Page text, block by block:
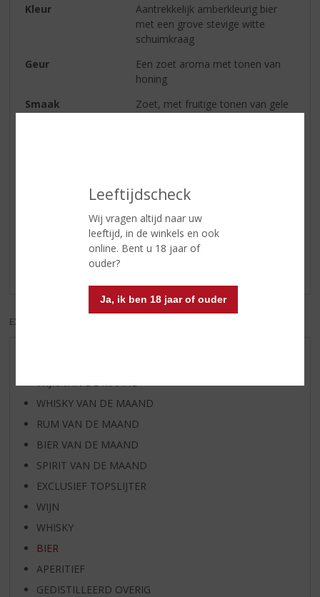
Leeftijdscheck
Wij vragen altijd naar uw
leeftijd, in de winkels en ook
online. Bent u 18 jaar of
ouder?
Ja, ik ben 18 jaar of ouder
Kleur
Aantrekkelijk amberkleurig bier
met een grove stevige witte
schuimkraag
Geur
Een zoet aroma met tonen van
honing
Smaak
Zoet, met fruitige tonen van gele
Reviews
Schrijf een review
Er zijn nog geen reviews geplaatst voor dit product
EXCL. BTW
WHISKY VAN DE MAAND
RUM VAN DE MAAND
BIER VAN DE MAAND
SPIRIT VAN DE MAAND
EXCLUSIEF TOPSLIJTER
WIJN
WHISKY
BIER
APERITIEF
GEDISTILLEERD OVERIG